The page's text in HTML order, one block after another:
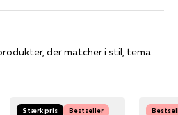
der matcher i stil, tema
Stærk pris Bestseller